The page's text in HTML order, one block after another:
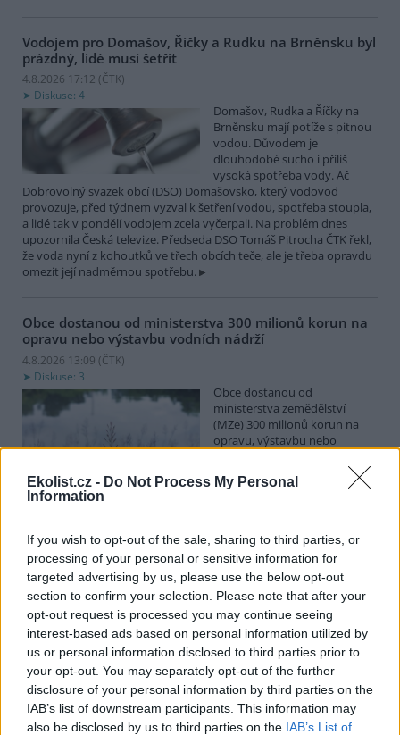
Ekolist.cz - Do Not Process My Personal
Information
If you wish to opt-out of the sale, sharing to third parties, or
processing of your personal or sensitive information for
targeted advertising by us, please use the below opt-out
section to confirm your selection. Please note that after your
opt-out request is processed you may continue seeing
interest-based ads based on personal information utilized by
us or personal information disclosed to third parties prior to
your opt-out. You may separately opt-out of the further
disclosure of your personal information by third parties on the
IAB’s list of downstream participants. This information may
also be disclosed by us to third parties on the IAB’s List of
Vodojem pro Domašov, Říčky a Rudku na Brněnsku byl
prázdný, lidé musí šetřit
4.8.2026 17:12 (ČTK)
Diskuse: 4
Domašov, Rudka a Říčky na
Brněnsku mají potíže s pitnou
vodou. Důvodem je
dlouhodobé sucho i příliš
vysoká spotřeba vody. Ač
Dobrovolný svazek obcí (DSO) Domašovsko, který vodovod
provozuje, před týdnem vyzval k šetření vodou, spotřeba stoupla,
a lidé tak v pondělí vodojem zcela vyčerpali. Na problém dnes
upozornila Česká televize. Předseda DSO Tomáš Pitrocha ČTK řekl,
že voda nyní z kohoutků ve třech obcích teče, ale je třeba opravdu
omezit její nadměrnou spotřebu.
Obce dostanou od ministerstva 300 milionů korun na
opravu nebo výstavbu vodních nádrží
4.8.2026 13:09 (ČTK)
Diskuse: 3
Obce dostanou od
ministerstva zemědělství
(MZe) 300 milionů korun na
opravu, výstavbu nebo
nádrží. Žádost o dotace mohou podávat od 7. září do 7. října.
i kamenné stáje
4.8.2026 12:52 (ČTK)
Hospodářská zvířata na jihu
Čech se při tropických
teplotách ochlazují v
remízkách i kamenných stájích.
Někteří jihočeští farmáři
vypouštějí krávy, ovce či koně na pastviny v noci a v největších
vedrech je nechávají uvnitř chladnějších budov. Kvůli suchu
neroste na loukách tráva a zemědělci musí dobytek přikrmovat
zásobami sena na zimu. Vysychají zdroje vody a rostou náklady na
její dopravu i na elektřinu na ochlazování zvířat, zjistila ČTK.